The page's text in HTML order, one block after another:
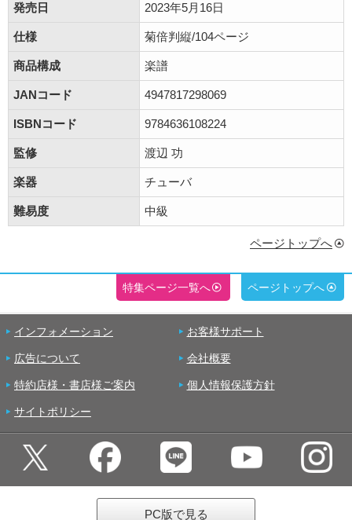
発売日 2023年5月16日
仕様 菊倍判縦/104ページ
商品構成 楽譜
JANコード 4947817298069
ISBNコード 9784636108224
監修 渡辺 功
楽器 チューバ
難易度 中級
ページトップへ
特集ページ一覧へ ページトップへ
インフォメーション お客様サポート
広告について 会社概要
特約店様・書店様ご案内 個人情報保護方針
サイトポリシー
PC版で見る